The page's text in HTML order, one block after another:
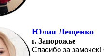
Юлия Лещенко
г. Запорожье
Спасибо за замочек!